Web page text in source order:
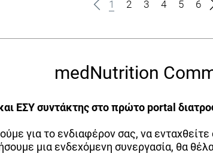
1 2 3 4 5 6
medNutrition
ΕΣΥ συντάκτης στο πρώτο portal
για το ενδιαφέρον σας, να
μια ενδεχόμενη συνεργασία, θα